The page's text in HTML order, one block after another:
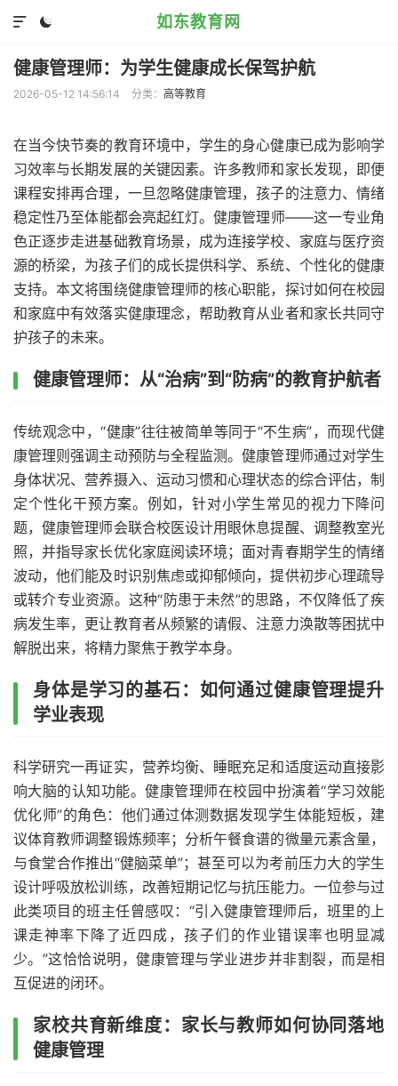
如东教育网


健康管理师：为学生健康成长保驾护航
2026-05-12 14:56:14 分类： 高等教育
在当今快节奏的教育环境中，学生的身心健康已成为影响学
习效率与长期发展的关键因素。许多教师和家长发现，即便
课程安排再合理，一旦忽略健康管理，孩子的注意力、情绪
稳定性乃至体能都会亮起红灯。健康管理师——这一专业角
色正逐步走进基础教育场景，成为连接学校、家庭与医疗资
源的桥梁，为孩子们的成长提供科学、系统、个性化的健康
支持。本文将围绕健康管理师的核心职能，探讨如何在校园
和家庭中有效落实健康理念，帮助教育从业者和家长共同守
护孩子的未来。
健康管理师：从“治病”到“防病”的教育护航者
传统观念中，“健康”往往被简单等同于“不生病”，而现代健
康管理则强调主动预防与全程监测。健康管理师通过对学生
身体状况、营养摄入、运动习惯和心理状态的综合评估，制
定个性化干预方案。例如，针对小学生常见的视力下降问
题，健康管理师会联合校医设计用眼休息提醒、调整教室光
照，并指导家长优化家庭阅读环境；面对青春期学生的情绪
波动，他们能及时识别焦虑或抑郁倾向，提供初步心理疏导
或转介专业资源。这种“防患于未然”的思路，不仅降低了疾
病发生率，更让教育者从频繁的请假、注意力涣散等困扰中
解脱出来，将精力聚焦于教学本身。
身体是学习的基石：如何通过健康管理提升
学业表现
科学研究一再证实，营养均衡、睡眠充足和适度运动直接影
响大脑的认知功能。健康管理师在校园中扮演着“学习效能
优化师”的角色：他们通过体测数据发现学生体能短板，建
议体育教师调整锻炼频率；分析午餐食谱的微量元素含量，
与食堂合作推出“健脑菜单”；甚至可以为考前压力大的学生
设计呼吸放松训练，改善短期记忆与抗压能力。一位参与过
此类项目的班主任曾感叹：“引入健康管理师后，班里的上
课走神率下降了近四成，孩子们的作业错误率也明显减
少。”这恰恰说明，健康管理与学业进步并非割裂，而是相
互促进的闭环。
家校共育新维度：家长与教师如何协同落地
健康管理